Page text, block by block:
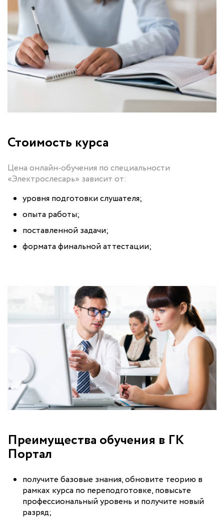
Стоимость курса
Цена онлайн-обучения по специальности
«Электрослесарь» зависит от:
уровня подготовки слушателя;
опыта работы;
поставленной задачи;
формата финальной аттестации;
Преимущества обучения в ГК
Портал
получите базовые знания, обновите теорию в
рамках курса по переподготовке, повысьте
профессиональный уровень и получите новый
разряд;